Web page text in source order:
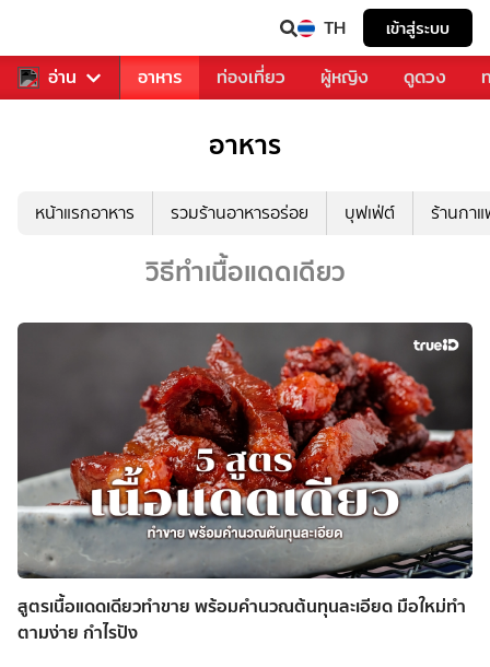
TH เข้าสู่ระบบ
อ่าน
รวงการเพลง อาหาร ท่องเที่ยว ผู้หญิง ดูดวง
อาหาร
หน้าแรกอาหาร รวมร้านอาหารอร่อย บุฟเฟ่ต์ ร้านกา
วิธีทำเนื้อแดดเดียว
สูตรเนื้อแดดเดียวทำขาย พร้อมคำนวณต้นทุนละเอียด มือใหม่ทำ
ตามง่าย กำไรปัง